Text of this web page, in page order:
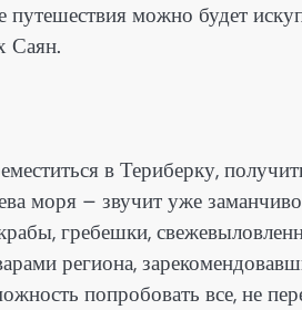
можно будет
Саян.
в Териберку,
моря – звучит уже
гребешки,
региона,
попробовать все, не